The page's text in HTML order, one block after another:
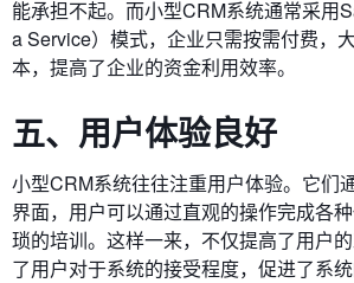
能承担不起。而小型CRM系统通常采用
a Service）模式，企业只需按需付费，
本，提高了企业的资金利用效率。
五、用户体验良好
小型CRM系统往往注重用户体验。它们
界面，用户可以通过直观的操作完成各
琐的培训。这样一来，不仅提高了用户
了用户对于系统的接受程度，促进了系统